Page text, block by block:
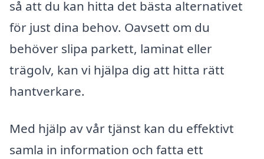
så att du kan hitta det bästa alternativet
för just dina behov. Oavsett om du
behöver slipa parkett, laminat eller
trägolv, kan vi hjälpa dig att hitta rätt
hantverkare.
Med hjälp av vår tjänst kan du effektivt
samla in information och fatta ett